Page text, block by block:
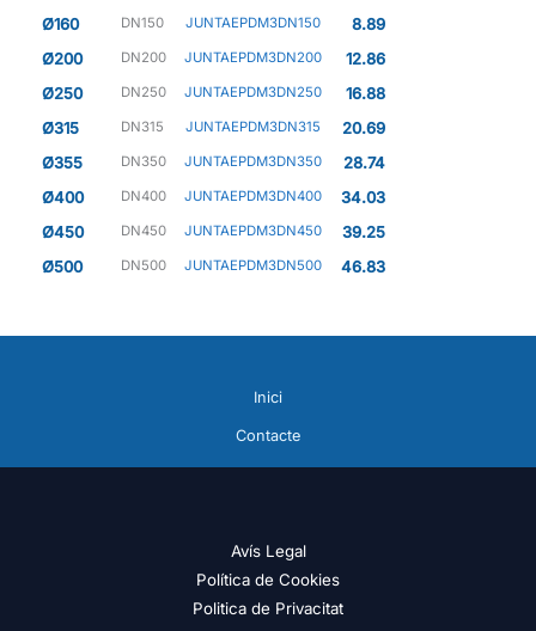
Ø160
DN150 JUNTAEPDM3DN150
8.89
Ø200
DN200 JUNTAEPDM3DN200
12.86
Ø250
DN250 JUNTAEPDM3DN250
16.88
Ø315
DN315 JUNTAEPDM3DN315
20.69
Ø355
DN350 JUNTAEPDM3DN350
28.74
Ø400
DN400 JUNTAEPDM3DN400
34.03
Ø450
DN450 JUNTAEPDM3DN450
39.25
Ø500
DN500 JUNTAEPDM3DN500 46.83
Inici
Contacte
Avís Legal
Política de Cookies
Politica de Privacitat